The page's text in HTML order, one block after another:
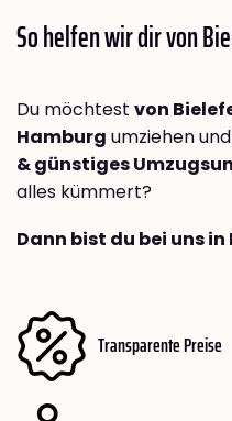
So helfen wir dir von
Du möchtest von
Hamburg umziehen
& günstiges
alles kümmert?
Dann bist du bei uns
Transparente Preise